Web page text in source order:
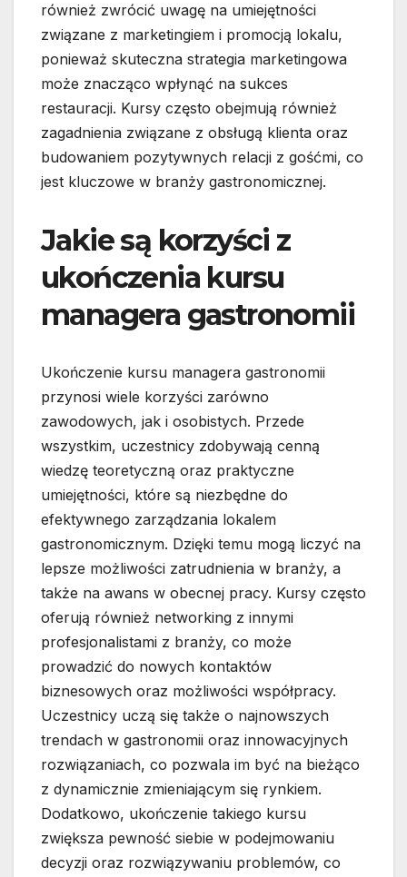
również zwrócić uwagę na umiejętności
związane z marketingiem i promocją lokalu,
ponieważ skuteczna strategia marketingowa
może znacząco wpłynąć na sukces
restauracji. Kursy często obejmują również
zagadnienia związane z obsługą klienta oraz
budowaniem pozytywnych relacji z gośćmi, co
jest kluczowe w branży gastronomicznej.
Jakie są korzyści z
ukończenia kursu
managera gastronomii
Ukończenie kursu managera gastronomii
przynosi wiele korzyści zarówno
zawodowych, jak i osobistych. Przede
wszystkim, uczestnicy zdobywają cenną
wiedzę teoretyczną oraz praktyczne
umiejętności, które są niezbędne do
efektywnego zarządzania lokalem
gastronomicznym. Dzięki temu mogą liczyć na
lepsze możliwości zatrudnienia w branży, a
także na awans w obecnej pracy. Kursy często
oferują również networking z innymi
profesjonalistami z branży, co może
prowadzić do nowych kontaktów
biznesowych oraz możliwości współpracy.
Uczestnicy uczą się także o najnowszych
trendach w gastronomii oraz innowacyjnych
rozwiązaniach, co pozwala im być na bieżąco
z dynamicznie zmieniającym się rynkiem.
Dodatkowo, ukończenie takiego kursu
zwiększa pewność siebie w podejmowaniu
decyzji oraz rozwiązywaniu problemów, co